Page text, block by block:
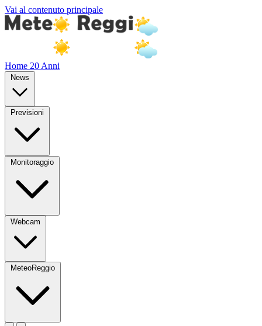
Vai al contenuto principale
Home 20 Anni
News
Previsioni
Monitoraggio
Webcam
MeteoReggio